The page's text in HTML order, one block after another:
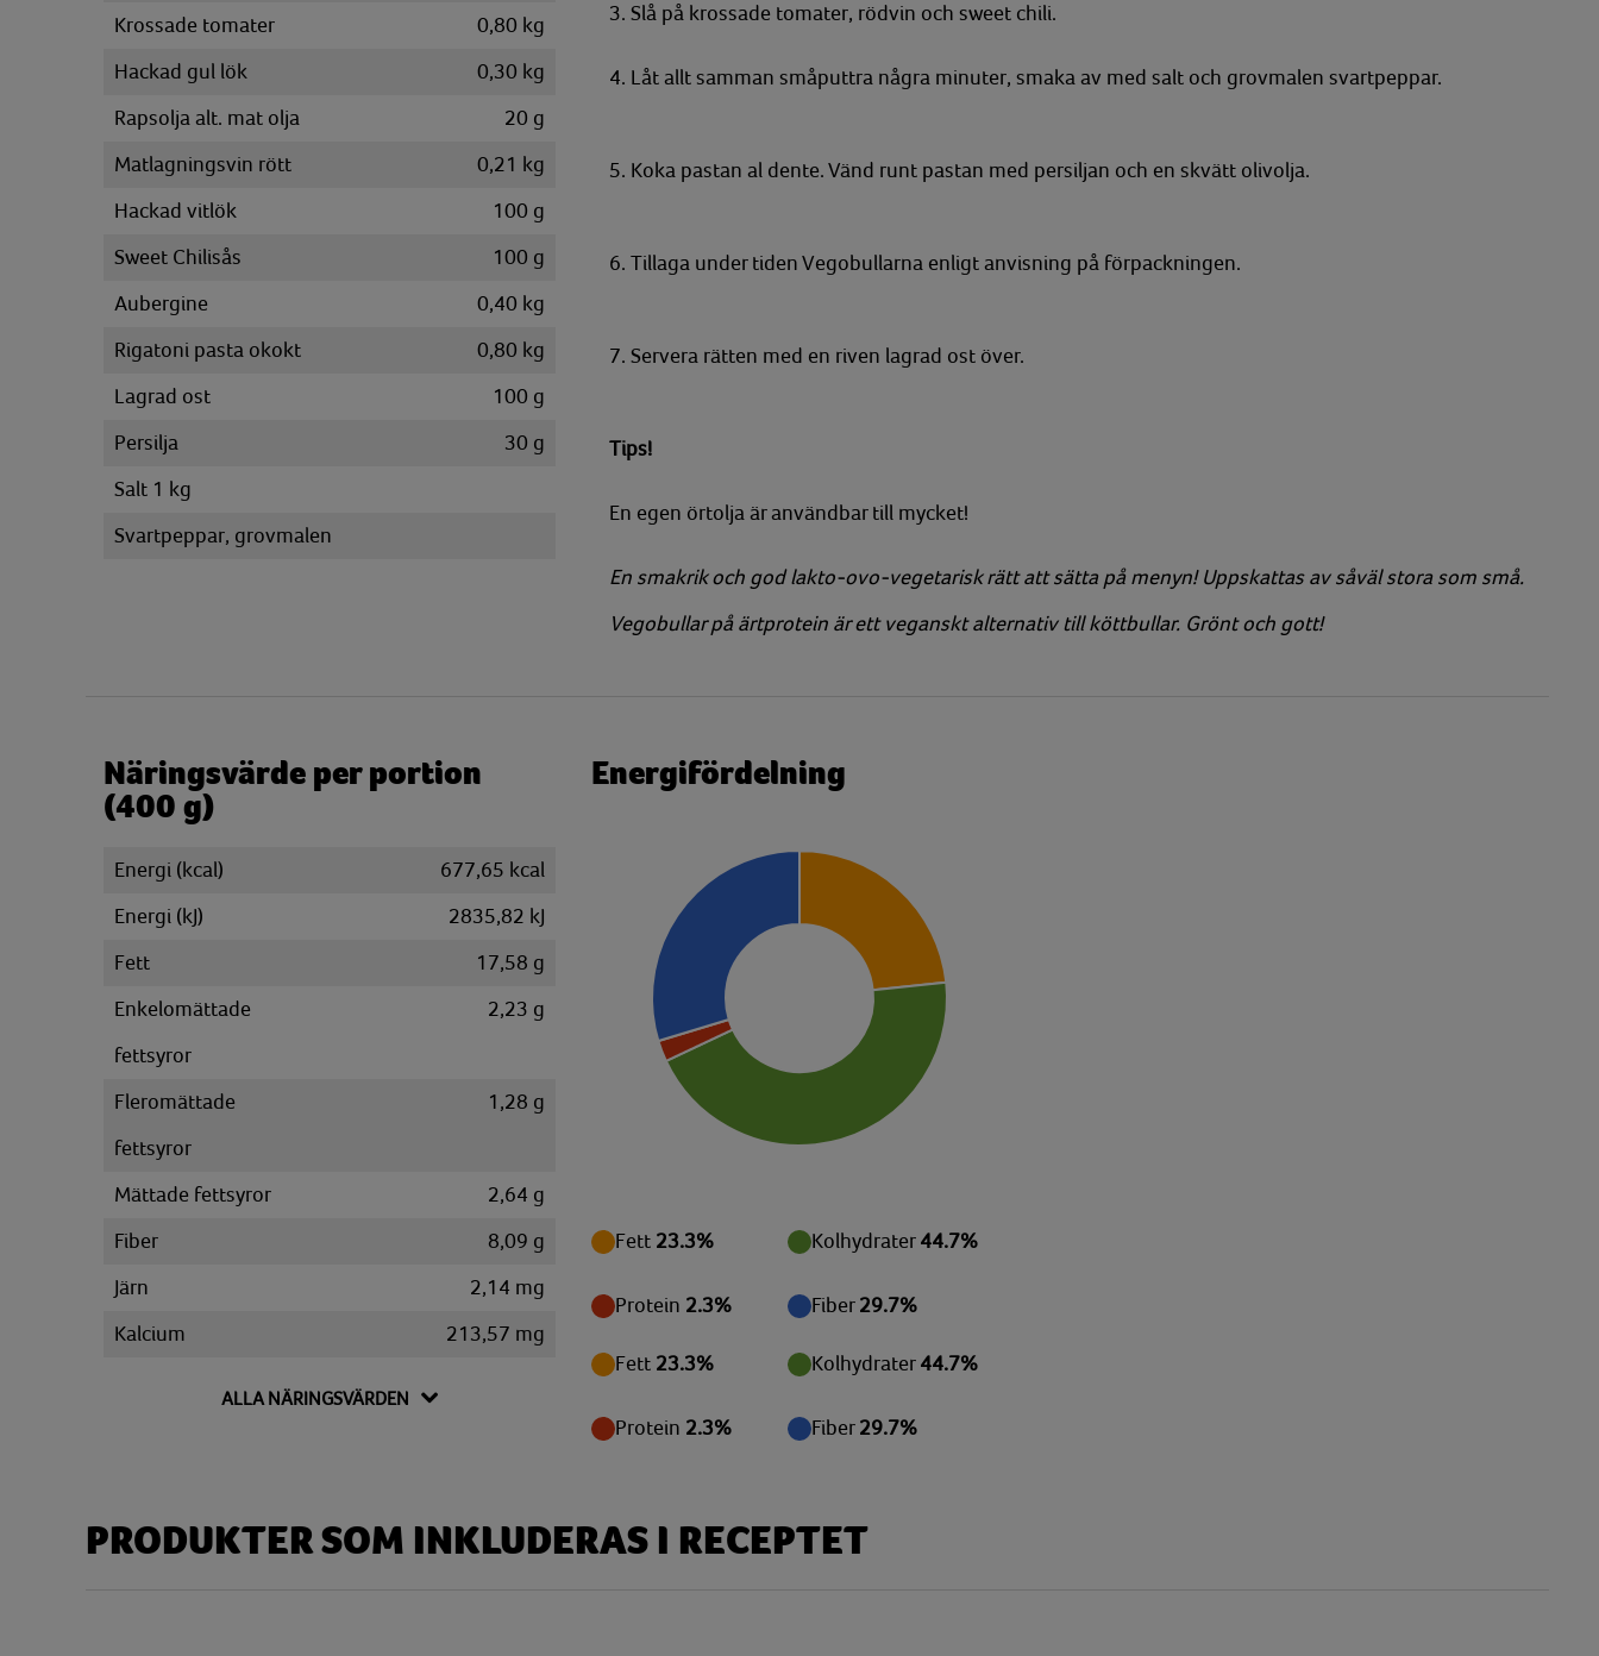
Krossade tomater
0,80 kg
Hackad gul lök
0,30 kg
Rapsolja alt. mat olja
20 g
Matlagningsvin rött
0,21 kg
Hackad vitlök
100 g
Sweet Chilisås
100 g
Aubergine
0,40 kg
Rigatoni pasta okokt
0,80 kg
Lagrad ost
100 g
Persilja
30 g
Salt 1 kg
Svartpeppar, grovmalen
3. Slå på krossade tomater, rödvin och sweet chili.
4. Låt allt samman småputtra några minuter, smaka av med salt och grovmalen svartpeppar.
5. Koka pastan al dente. Vänd runt pastan med persiljan och en skvätt olivolja.
6. Tillaga under tiden Vegobullarna enligt anvisning på förpackningen.
7. Servera rätten med en riven lagrad ost över.
Tips!
En egen örtolja är användbar till mycket!
En smakrik och god lakto-ovo-vegetarisk rätt att sätta på menyn! Uppskattas av såväl stora som små.
Vegobullar på ärtprotein är ett veganskt alternativ till köttbullar. Grönt och gott!
Näringsvärde per portion
(400 g)
Energi (kcal)
677,65 kcal
Energi (kJ)
2835,82 kJ
Fett
17,58 g
Enkelomättade
fettsyror
2,23 g
Fleromättade
fettsyror
1,28 g
Mättade fettsyror
2,64 g
Fiber
8,09 g
Järn
2,14 mg
Kalcium
213,57 mg
ALLA NÄRINGSVÄRDEN
Energifördelning
Fett 23.3% Kolhydrater 44.7%
Protein 2.3% Fiber 29.7%
Fett 23.3% Kolhydrater 44.7%
Protein 2.3% Fiber 29.7%
PRODUKTER SOM INKLUDERAS I RECEPTET